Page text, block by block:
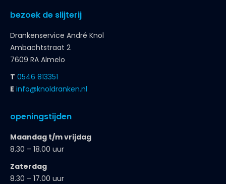
bezoek de slijterij
Drankenservice André Knol
Ambachtstraat 2
7609 RA Almelo
T 0546 813351
E info@knoldranken.nl
openingstijden
Maandag t/m vrijdag
8.30 – 18.00 uur
Zaterdag
8.30 – 17.00 uur